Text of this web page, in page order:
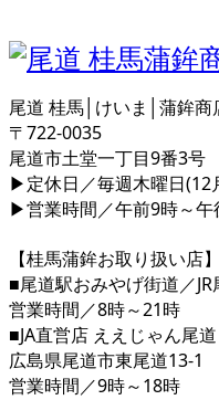
尾道 桂馬│けいま│蒲鉾商
〒722-0035
尾道市土堂一丁目9番3号
▶定休日／毎週木曜日(12
▶営業時間／午前9時～午
【桂馬蒲鉾お取り扱い店】
■尾道駅おみやげ街道／JR
営業時間／8時～21時
■JA直営店 ええじゃん尾
広島県尾道市東尾道13-1
営業時間／9時～18時